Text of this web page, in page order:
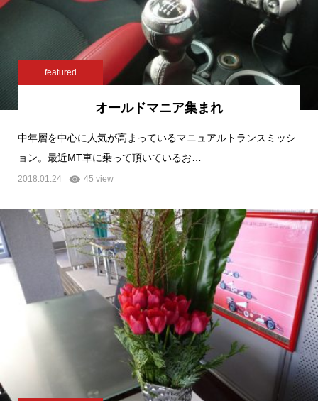
featured
オールドマニア集まれ
中年層を中心に人気が高まっているマニュアルトランスミッシ
ョン。最近MT車に乗って頂いているお…
2018.01.24 45 view